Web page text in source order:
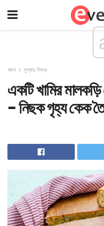
খাদ্য সুস্বাদু নিবন্ধ
একটি খামির মালকড়ি
- নিছক গৃহ্য কেক